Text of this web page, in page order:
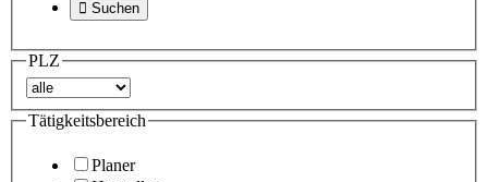
 Suchen
PLZ
Tätigkeitsbereich
Planer